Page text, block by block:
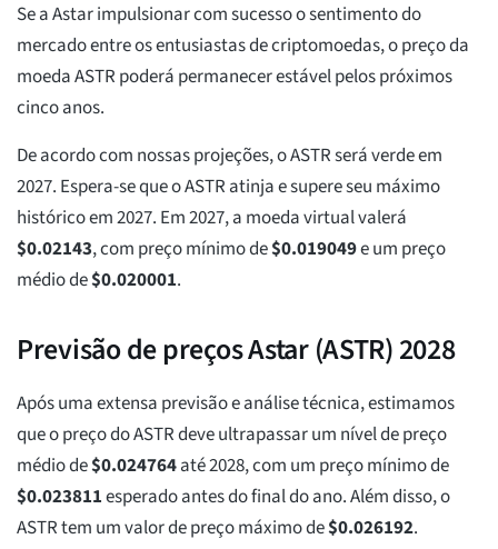
Se a Astar impulsionar com sucesso o sentimento do
mercado entre os entusiastas de criptomoedas, o preço da
moeda ASTR poderá permanecer estável pelos próximos
cinco anos.
De acordo com nossas projeções, o ASTR será verde em
2027. Espera-se que o ASTR atinja e supere seu máximo
histórico em 2027. Em 2027, a moeda virtual valerá
$0.02143, com preço mínimo de$0.019049e um preço
médio de$0.020001.
Previsão de preços Astar (ASTR) 2028
Após uma extensa previsão e análise técnica, estimamos
que o preço do ASTR deve ultrapassar um nível de preço
médio de$0.024764até 2028, com um preço mínimo de
$0.023811esperado antes do final do ano. Além disso, o
ASTR tem um valor de preço máximo de$0.026192.